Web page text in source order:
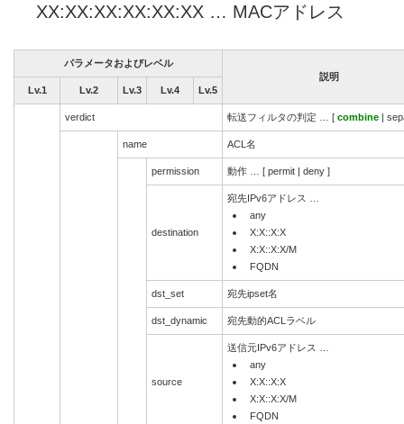
XX:XX:XX:XX:XX:XX … MACアドレス
パラメータおよびレベル
説明
Lv.1
Lv.2 Lv.3 Lv.4 Lv.5
verdict 転送フィルタの判定 … [ combine |
name ACL名
permission 動作 … [ permit | deny ]
destination
宛先IPv6アドレス …
any
X:X::X:X
X:X::X:X/M
FQDN
dst_set 宛先ipset名
dst_dynamic 宛先動的ACLラベル
source
送信元IPv6アドレス …
any
X:X::X:X
X:X::X:X/M
FQDN